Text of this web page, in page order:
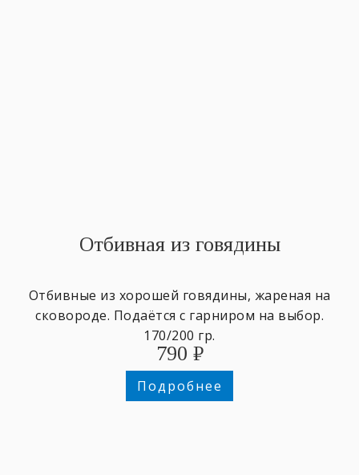
Отбивная из говядины
Отбивные из хорошей говядины, жареная на
сковороде. Подаётся с гарниром на выбор.
170/200 гр.
790 ₽
Подробнее